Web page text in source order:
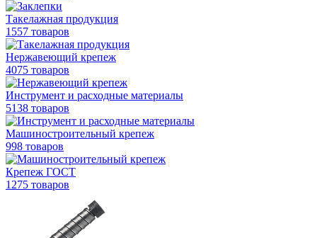
Такелажная продукция
1557 товаров
Нержавеющий крепеж
4075 товаров
Инструмент и расходные материалы
5138 товаров
Машиностроительный крепеж
998 товаров
Крепеж ГОСТ
1275 товаров